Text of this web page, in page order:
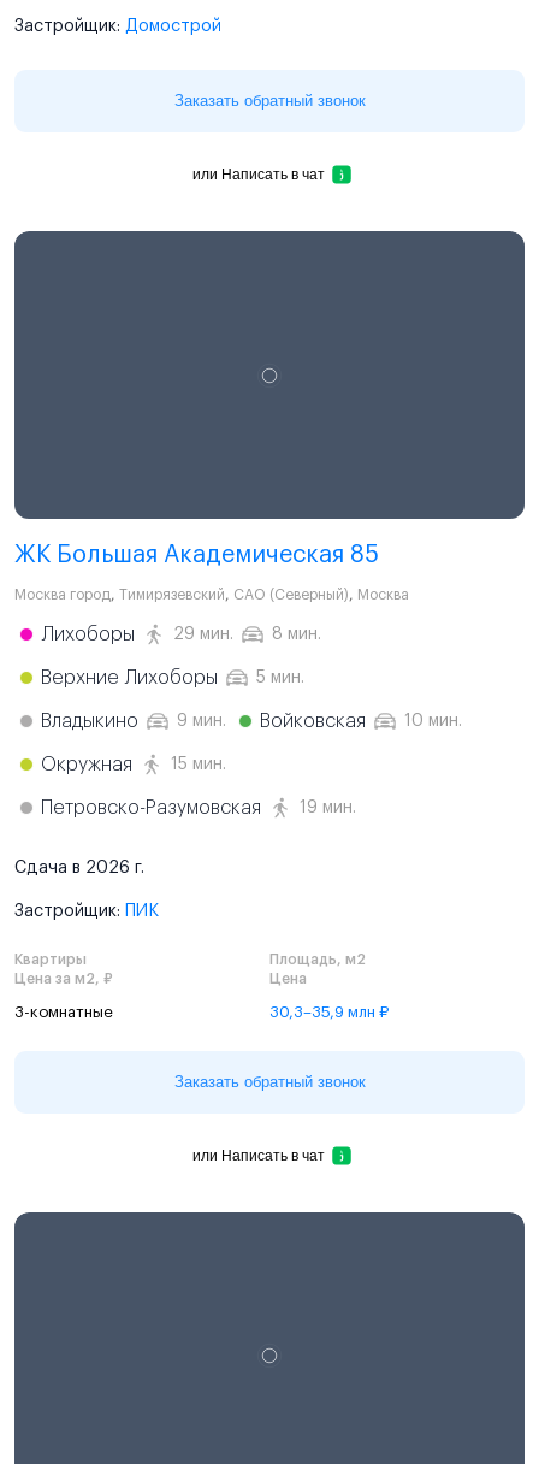
Застройщик: Домострой
Заказать обратный звонок
или Написать в чат
ЖК Большая Академическая 85
Москва город, Тимирязевский, САО (Северный), Москва
Лихоборы 29 мин. 8 мин.
Верхние Лихоборы 5 мин.
Владыкино 9 мин. Войковская 10 мин.
Окружная 15 мин.
Петровско-Разумовская 19 мин.
Сдача в 2026 г.
Застройщик: ПИК
Квартиры
Площадь, м2
Цена за м2, ₽
Цена
3-комнатные 30,3–35,9 млн ₽
Заказать обратный звонок
или Написать в чат